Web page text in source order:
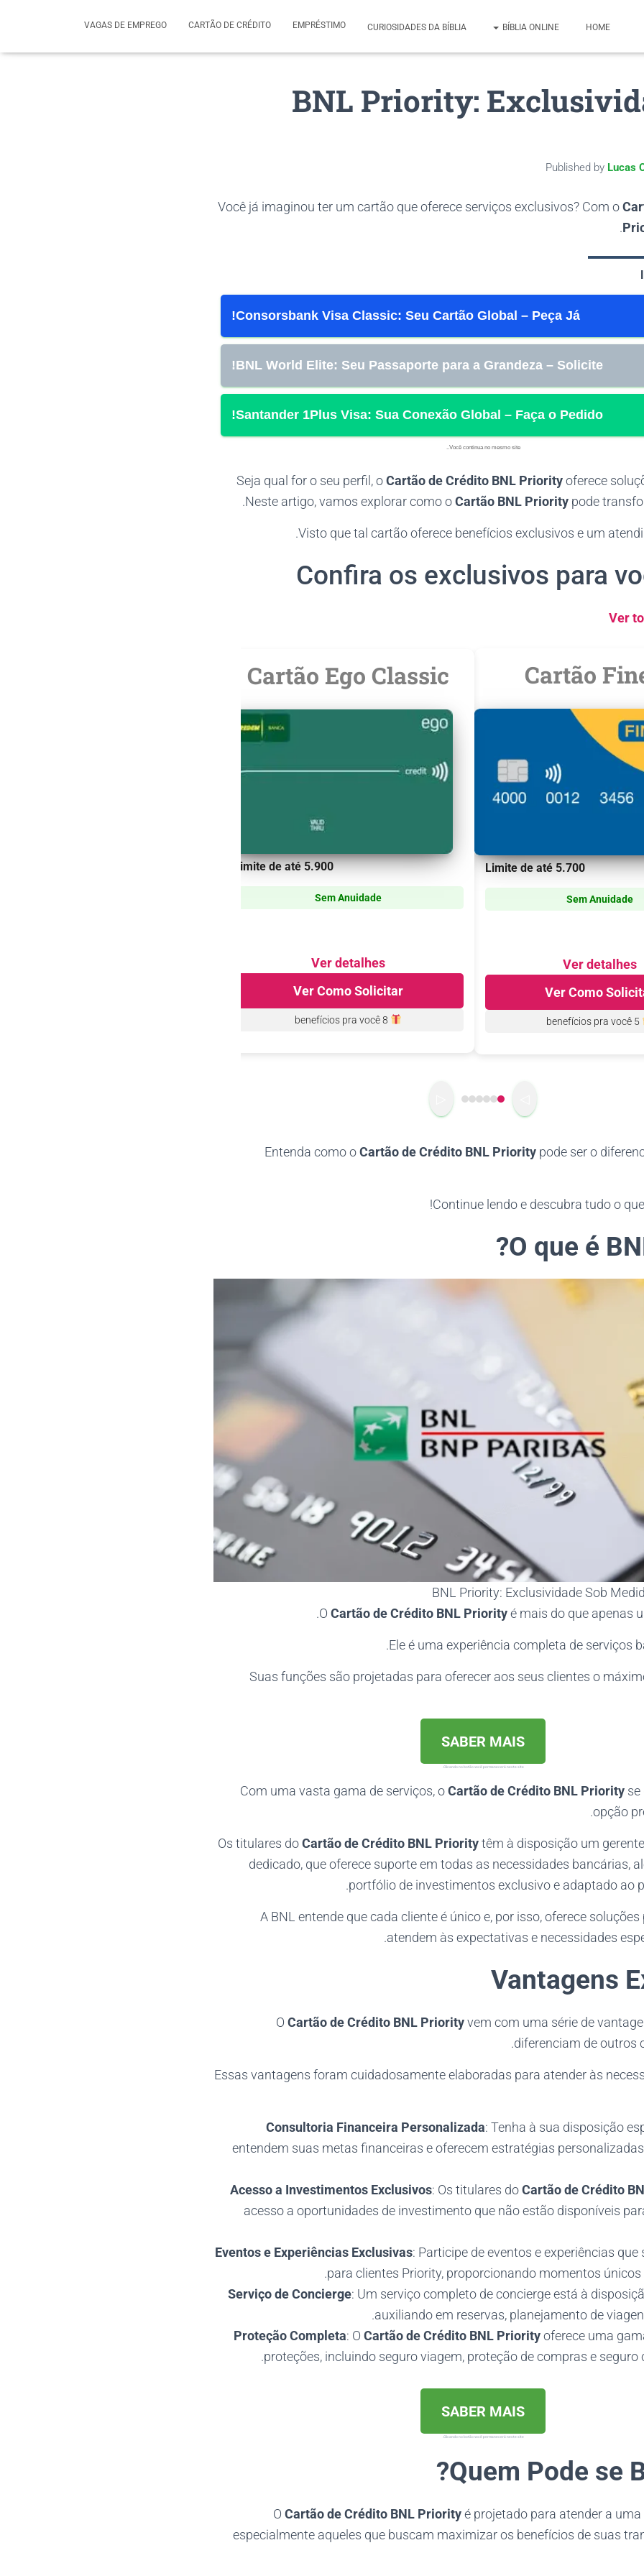
EMPRÉSTIMO
CARTÃO DE CRÉDITO
VAGAS DE EMPREGO
BNL Priority:
Published by Lucas
Você já imaginou ter um cartão que oferece serviços exclusivos? Com o
Consorsbank Visa Classic: Seu Cartão Global – Peça Já!
BNL World Elite: Seu Passaporte para a Grandeza – Solicite!
Santander 1Plus Visa: Sua Conexão Global – Faça o Pedido!
Você continua no mesmo site..
Seja qual for o seu perfil, oCartão de Crédito BNL Priorityoferece
Neste artigo, vamos explorar como oCartão BNL Priority pode
Visto que tal cartão oferece benefícios exclusivos e um
Confira os exclusivos para
Ver
Cartão
Limite de até5.700
Sem Anuidade
Ver detalhes
Ver Como
pra você
Cartão Ego Classic
Limite de até5.900
Sem Anuidade
Ver detalhes
Ver Como Solicitar
pra você
Entenda como oCartão de Crédito BNL Priority pode ser o
Continue lendo e descubra tudo o
O que é
BNL Priority: Exclusividade Sob
O Cartão de Crédito BNL Priorityé mais do que apenas
Ele é uma experiência completa de serviços
Suas funções são projetadas para oferecer aos seus clientes o
SABER MAIS
Clicando no botão você permanecerá neste site.
Com uma vasta gama de serviços, oCartão de Crédito BNL Priority
opção
Os titulares doCartão de Crédito BNL Prioritytêm à disposição um
dedicado, que oferece suporte em todas as necessidades bancárias,
portfólio de investimentos exclusivo e adaptado ao
A BNL entende que cada cliente é único e, por isso, oferece
atendem às expectativas e necessidades
Vantagens
O Cartão de Crédito BNL Priorityvem com uma série de
diferenciam de outros
Essas vantagens foram cuidadosamente elaboradas para atender às
Consultoria Financeira Personalizada: Tenha à sua disposição
entendem suas metas financeiras e oferecem estratégias
Acesso a Investimentos Exclusivos: Os titulares doCartão de Crédito
acesso a oportunidades de investimento que não estão disponíveis
Eventos e Experiências Exclusivas: Participe de eventos e experiências
para clientes Priority, proporcionando momentos únicos
Serviço de Concierge: Um serviço completo de concierge está à
auxiliando em reservas, planejamento de
Proteção Completa: O Cartão de Crédito BNL Priorityoferece uma
proteções, incluindo seguro viagem, proteção de compras e seguro
SABER MAIS
Clicando no botão você permanecerá neste site.
Quem Pode se
O Cartão de Crédito BNL Priorityé projetado para atender a
especialmente aqueles que buscam maximizar os benefícios de suas